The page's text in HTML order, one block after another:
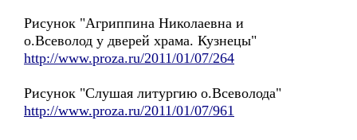
Рисунок "Агриппина Николаевна и
о.Всеволод у дверей храма. Кузнецы"
http://www.proza.ru/2011/01/07/264
Рисунок "Слушая литургию о.Всеволода"
http://www.proza.ru/2011/01/07/961